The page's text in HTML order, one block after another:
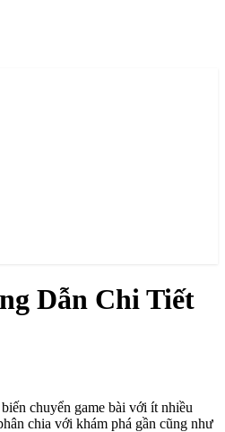
Dẫn Chi Tiết
chuyển game bài với ít nhiều
chia với khám phá gần cũng như